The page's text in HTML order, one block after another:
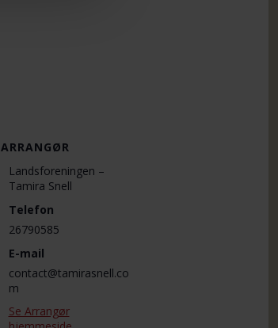
ARRANGØR
Landsforeningen –
Tamira Snell
Telefon
26790585
E-mail
contact@tamirasnell.co
m
Se Arrangør